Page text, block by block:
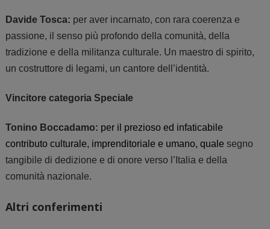
Davide Tosca: per aver incarnato, con rara coerenza e
passione, il senso più profondo della comunità, della
tradizione e della militanza culturale. Un maestro di spirito,
un costruttore di legami, un cantore dell’identità.
Vincitore categoria Speciale
Tonino Boccadamo: per il prezioso ed infaticabile
contributo culturale, imprenditoriale e umano, quale segno
tangibile di dedizione e di onore verso l’Italia e della
comunità nazionale.
Altri conferimenti